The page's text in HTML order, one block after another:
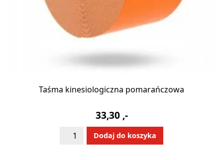
Taśma kinesiologiczna pomarańczowa
33,30 ,-
ilość
Dodaj do koszyka
Alternative: